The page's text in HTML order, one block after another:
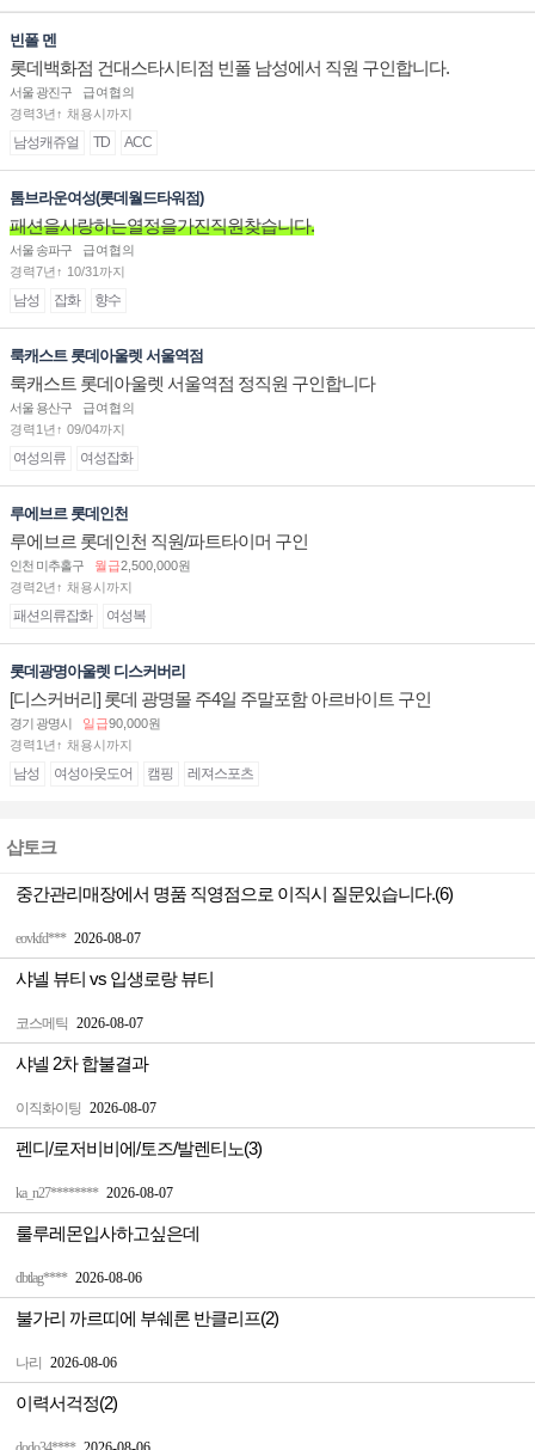
빈폴 멘
롯데백화점 건대스타시티점 빈폴 남성에서 직원 구인합니다.
서울 광진구
급여협의
경력3년↑ 채용시까지
남성캐쥬얼 TD ACC
톰브라운여성(롯데월드타워점)
패션을사랑하는열정을가진직원찾습니다.
서울 송파구
급여협의
경력7년↑ 10/31까지
남성 잡화 향수
룩캐스트 롯데아울렛 서울역점
룩캐스트 롯데아울렛 서울역점 정직원 구인합니다
서울 용산구
급여협의
경력1년↑ 09/04까지
여성의류 여성잡화
루에브르 롯데인천
루에브르 롯데인천 직원/파트타이머 구인
인천 미추홀구 월급2,500,000원
경력2년↑ 채용시까지
패션의류잡화 여성복
롯데광명아울렛 디스커버리
[디스커버리] 롯데 광명몰 주4일 주말포함 아르바이트 구인
경기 광명시 일급90,000원
경력1년↑ 채용시까지
남성 여성아웃도어 캠핑 레져스포츠
샵토크
eovkfd*** 2026-08-07
중간관리매장에서 명품 직영점으로 이직시 질문있습니다.(6)
코스메틱 2026-08-07
샤넬 뷰티 vs 입생로랑 뷰티
이직화이팅 2026-08-07
샤넬 2차 합불결과
ka_n27******** 2026-08-07
펜디/로저비비에/토즈/발렌티노(3)
dbtlag**** 2026-08-06
룰루레몬입사하고싶은데
나리 2026-08-06
불가리 까르띠에 부쉐론 반클리프(2)
이력서걱정(2)